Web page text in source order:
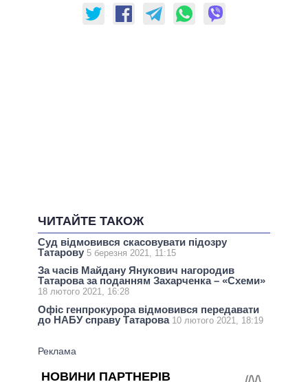
ЧИТАЙТЕ ТАКОЖ
Суд відмовився скасовувати підозру
Татарову 5 березня 2021, 11:15
За часів Майдану Янукович нагородив
Татарова за поданням Захарченка – «Схеми»
18 лютого 2021, 16:28
Офіс генпрокурора відмовився передавати
до НАБУ справу Татарова 10 лютого 2021, 18:19